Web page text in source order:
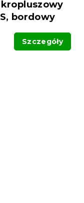
bordowy
Szczegóły